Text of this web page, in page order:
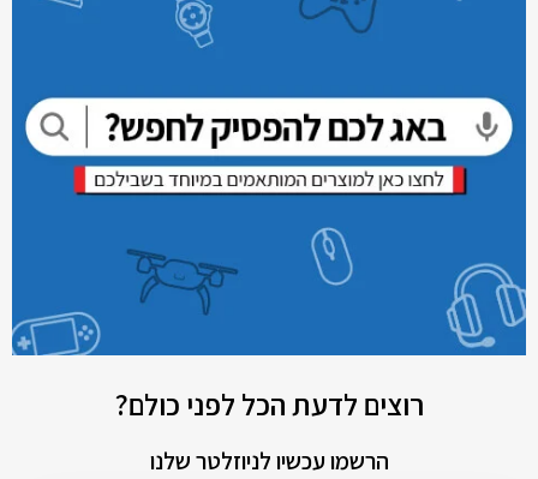
רוצים לדעת הכל לפני כולם?
הרשמו עכשיו לניוזלטר שלנו